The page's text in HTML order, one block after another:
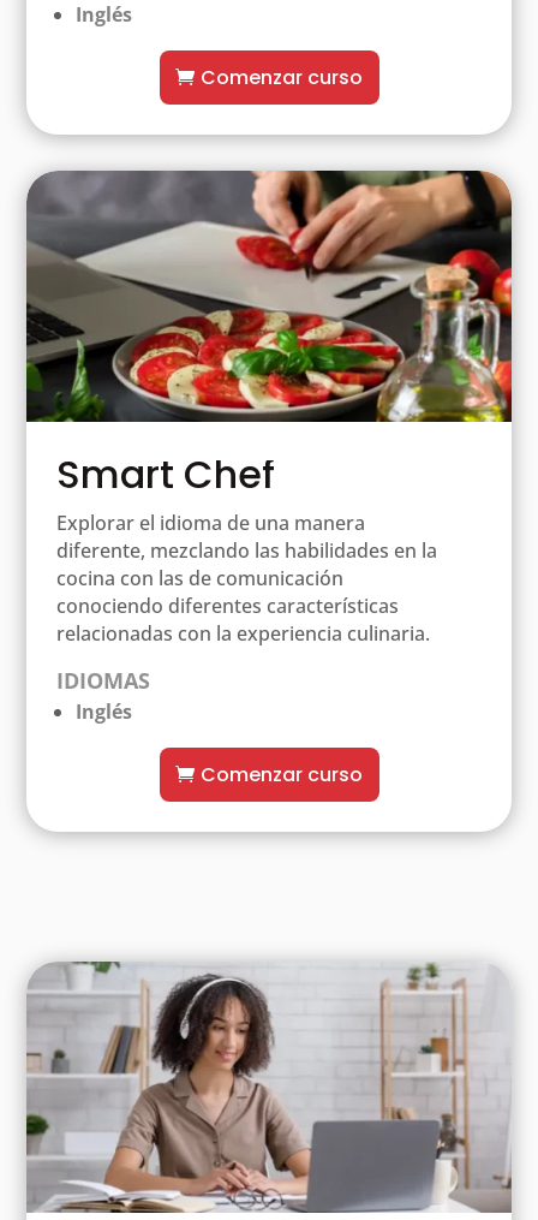
Inglés
Comenzar curso
Smart Chef
Explorar el idioma de una manera
diferente, mezclando las habilidades en la
cocina con las de comunicación
conociendo diferentes características
relacionadas con la experiencia culinaria.
IDIOMAS
Inglés
Comenzar curso